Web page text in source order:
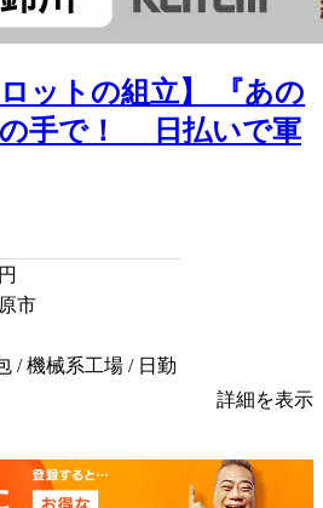
ットの組立】 『あの
手で！ 日払いで軍
円
市
/ 機械系工場 / 日勤
詳細を表示